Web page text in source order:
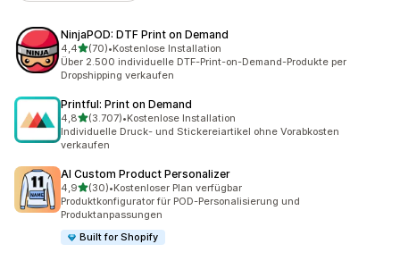
NinjaPOD: DTF Print on Demand
4,4von 5 Sternen
(70)
70 Rezensionen insgesamt
•Kostenlose Installation
Über 2.500 individuelle DTF-Print-on-Demand-Produkte per
Dropshipping verkaufen
Printful: Print on Demand
4,8von 5 Sternen
(3.707)
3707 Rezensionen insgesamt
•Kostenlose Installation
Individuelle Druck- und Stickereiartikel ohne Vorabkosten
verkaufen
AI Custom Product Personalizer
4,9von 5 Sternen
(30)
30 Rezensionen insgesamt
•Kostenloser Plan verfügbar
Produktkonfigurator für POD-Personalisierung und
Produktanpassungen
Built for Shopify